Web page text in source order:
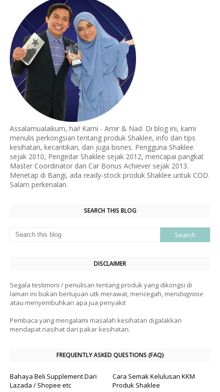
Assalamualaikum, hai! Kami - Amir & Nad. Di blog ini, kami
menulis perkongsian tentang produk Shaklee, info dan tips
kesihatan, kecantikan, dan juga bisnes. Pengguna Shaklee
sejak 2010, Pengedar Shaklee sejak 2012, mencapai pangkat
Master Coordinator dan Car Bonus Achiever sejak 2013.
Menetap di Bangi, ada ready-stock produk Shaklee untuk COD.
Salam perkenalan.
SEARCH THIS BLOG
DISCLAIMER
Segala testimoni / penulisan tentang produk yang dikongsi di
laman ini bukan bertujuan utk merawat, mencegah, mendiagnose
atau menyembuhkan apa jua penyakit
Pembaca yang mengalami masalah kesihatan digalakkan
mendapat nasihat dari pakar kesihatan.
FREQUENTLY ASKED QUESTIONS (FAQ)
Bahaya Beli Supplement Dari
Lazada / Shopee etc
Cara Semak Kelulusan KKM
Produk Shaklee